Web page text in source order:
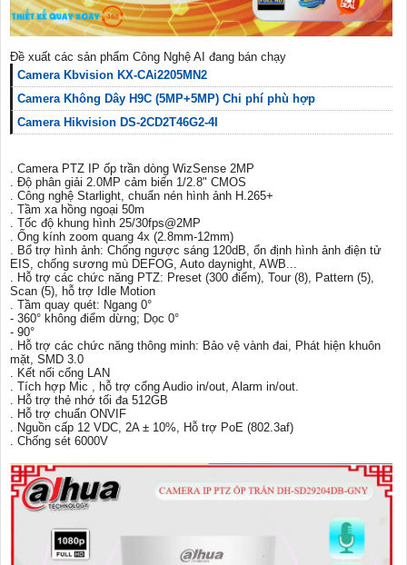
Đề xuất các sản phẩm Công Nghệ AI đang bán chạy
Camera Kbvision KX-CAi2205MN2
Camera Không Dây H9C (5MP+5MP) Chi phí phù hợp
Camera Hikvision DS-2CD2T46G2-4I
. Camera PTZ IP ốp trần dòng WizSense 2MP
. Độ phân giải 2.0MP cảm biến 1/2.8" CMOS
. Công nghệ Starlight, chuẩn nén hình ảnh H.265+
. Tầm xa hồng ngoại 50m
. Tốc độ khung hình 25/30fps@2MP
. Ống kính zoom quang 4x (2.8mm-12mm)
. Bổ trợ hình ảnh: Chống ngược sáng 120dB, ổn định hình ảnh điện tử
EIS, chống sương mù DEFOG, Auto daynight, AWB...
. Hỗ trợ các chức năng PTZ: Preset (300 điểm), Tour (8), Pattern (5),
Scan (5), hỗ trợ Idle Motion
. Tầm quay quét: Ngang 0°
- 360° không điểm dừng; Dọc 0°
- 90°
. Hỗ trợ các chức năng thông minh: Bảo vệ vành đai, Phát hiện khuôn
mặt, SMD 3.0
. Kết nối cổng LAN
. Tích hợp Mic , hỗ trợ cổng Audio in/out, Alarm in/out.
. Hỗ trợ thẻ nhớ tối đa 512GB
. Hỗ trợ chuẩn ONVIF
. Nguồn cấp 12 VDC, 2A ± 10%, Hỗ trợ PoE (802.3af)
. Chống sét 6000V